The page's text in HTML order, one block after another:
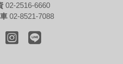
02-2516-6660
02-8521-7088